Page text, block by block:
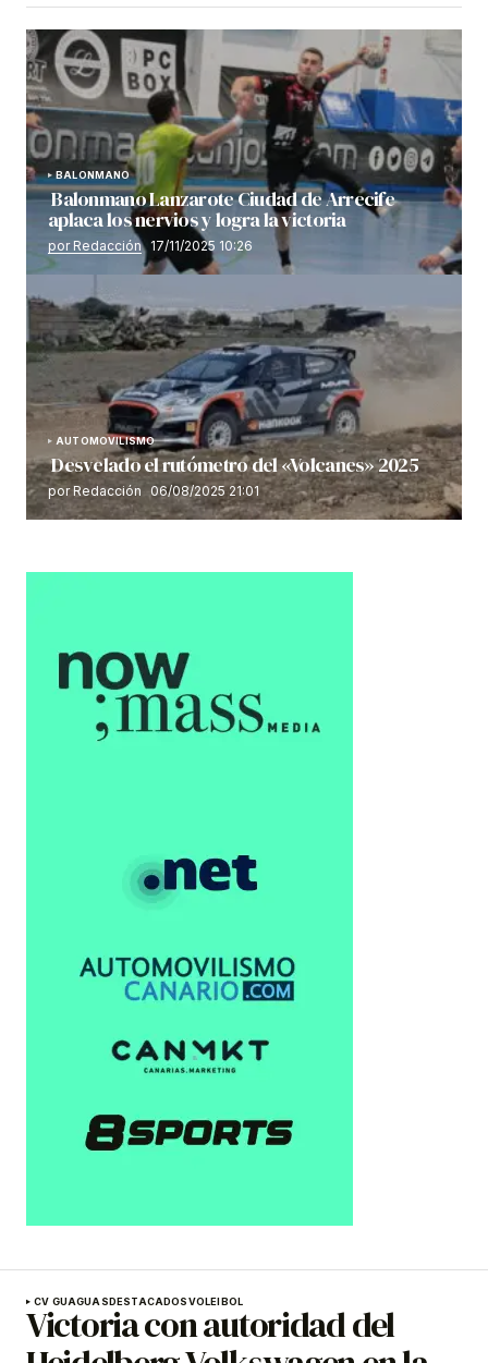
BALONMANO
Balonmano Lanzarote Ciudad de Arrecife
aplaca los nervios y logra la victoria
por Redacción 17/11/2025 10:26
AUTOMOVILISMO
Desvelado el rutómetro del «Volcanes» 2025
por Redacción 06/08/2025 21:01
CV GUAGUASDESTACADOSVOLEIBOL
Victoria con autoridad del